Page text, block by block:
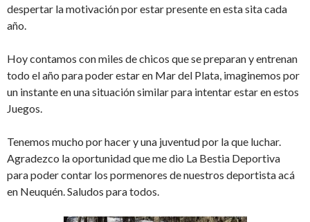
despertar la motivación por estar presente en esta sita cada
año.
Hoy contamos con miles de chicos que se preparan y entrenan
todo el año para poder estar en Mar del Plata, imaginemos por
un instante en una situación similar para intentar estar en estos
Juegos.
Tenemos mucho por hacer y una juventud por la que luchar.
Agradezco la oportunidad que me dio La Bestia Deportiva
para poder contar los pormenores de nuestros deportista acá
en Neuquén. Saludos para todos.